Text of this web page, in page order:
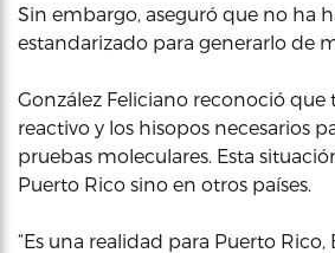
Sin embargo, aseguró que no ha
estandarizado para generarlo de
González Feliciano reconoció que
reactivo y los hisopos necesarios
pruebas moleculares. Esta
Puerto Rico sino en otros países.
“Es una realidad para Puerto Rico,